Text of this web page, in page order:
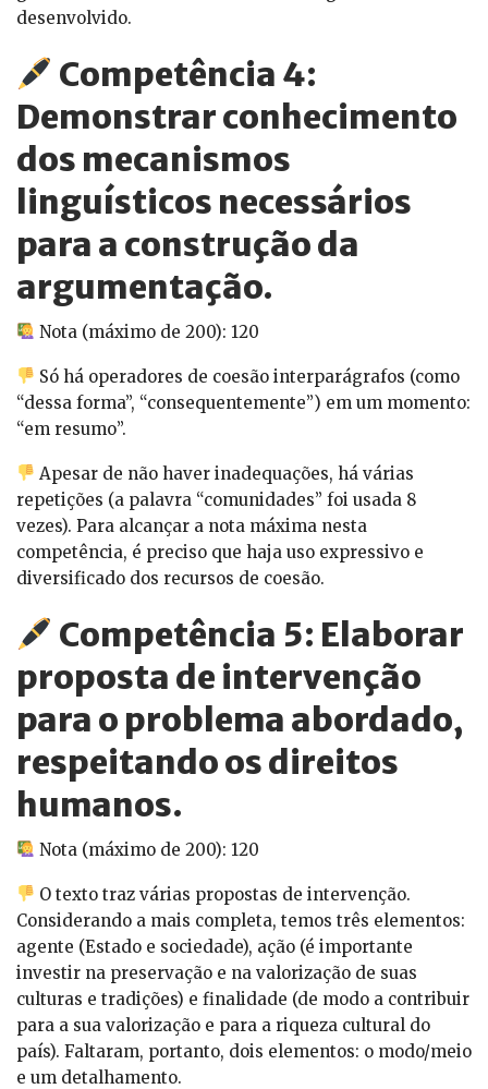
desenvolvido.
Competência 4:
Demonstrar conhecimento
dos mecanismos
linguísticos necessários
para a construção da
argumentação.
Nota (máximo de 200): 120
Só há operadores de coesão interparágrafos (como
“dessa forma”, “consequentemente”) em um momento:
“em resumo”.
Apesar de não haver inadequações, há várias
repetições (a palavra “comunidades” foi usada 8
vezes). Para alcançar a nota máxima nesta
competência, é preciso que haja uso expressivo e
diversificado dos recursos de coesão.
Competência 5: Elaborar
proposta de intervenção
para o problema abordado,
respeitando os direitos
humanos.
Nota (máximo de 200): 120
O texto traz várias propostas de intervenção.
Considerando a mais completa, temos três elementos:
agente (Estado e sociedade), ação (é importante
investir na preservação e na valorização de suas
culturas e tradições) e finalidade (de modo a contribuir
para a sua valorização e para a riqueza cultural do
país). Faltaram, portanto, dois elementos: o modo/meio
e um detalhamento.